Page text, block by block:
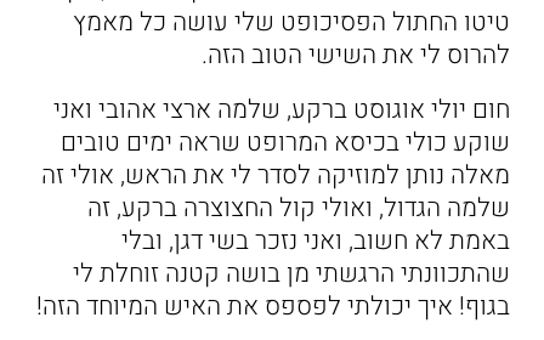
טיטו החתול הפסיכופט שלי עושה כל מאמץ
להרוס לי את השישי הטוב הזה.
חום יולי אוגוסט ברקע, שלמה ארצי אהובי ואני
שוקע כולי בכיסא המרופט שראה ימים טובים
מאלה נותן למוזיקה לסדר לי את הראש, אולי זה
שלמה הגדול, ואולי קול החצוצרה ברקע, זה
באמת לא חשוב, ואני נזכר בשי דגן, ובלי
שהתכוונתי הרגשתי מן בושה קטנה זוחלת לי
בגוף! איך יכולתי לפספס את האיש המיוחד הזה!